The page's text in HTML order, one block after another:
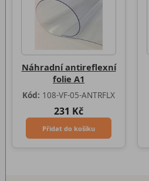
Náhradní antireflexní
folie A1
Kód: 108-VF-05-ANTRFLX
231 Kč
Přidat do košíku